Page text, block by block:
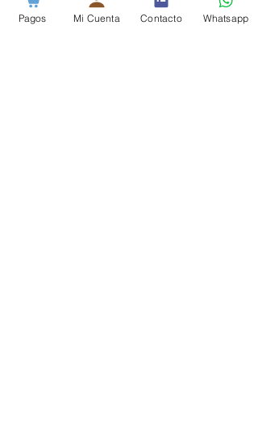
Mundial de Rugby
Pagos Mi Cuenta Contacto Whatsapp